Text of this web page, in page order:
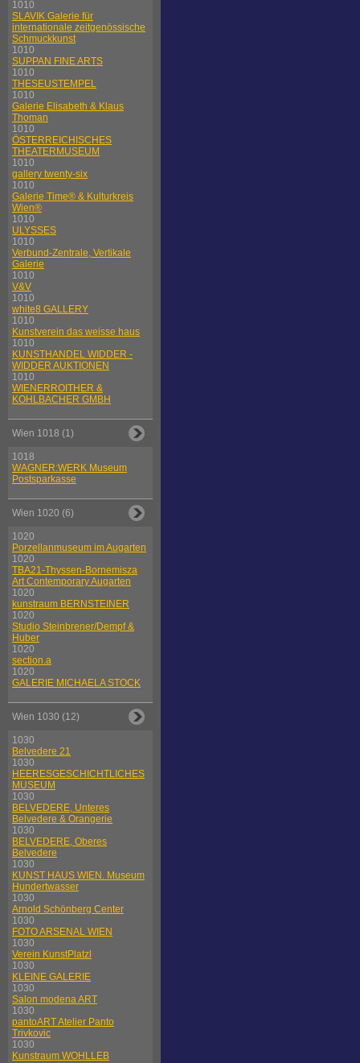
1010
SLAVIK Galerie für
internationale zeitgenössische
Schmuckkunst
1010
SUPPAN FINE ARTS
1010
THESEUSTEMPEL
1010
Galerie Elisabeth & Klaus
Thoman
1010
ÖSTERREICHISCHES
THEATERMUSEUM
1010
gallery twenty-six
1010
Galerie Time® & Kulturkreis
Wien®
1010
ULYSSES
1010
Verbund-Zentrale, Vertikale
Galerie
1010
V&V
1010
white8 GALLERY
1010
Kunstverein das weisse haus
1010
KUNSTHANDEL WIDDER -
WIDDER AUKTIONEN
1010
WIENERROITHER &
KOHLBACHER GMBH
Wien 1018 (1)
1018
WAGNER:WERK Museum
Postsparkasse
Wien 1020 (6)
1020
Porzellanmuseum im Augarten
1020
TBA21-Thyssen-Bornemisza
Art Contemporary Augarten
1020
kunstraum BERNSTEINER
1020
Studio Steinbrener/Dempf &
Huber
1020
section.a
1020
GALERIE MICHAELA STOCK
Wien 1030 (12)
1030
Belvedere 21
1030
HEERESGESCHICHTLICHES
MUSEUM
1030
BELVEDERE, Unteres
Belvedere & Orangerie
1030
BELVEDERE, Oberes
Belvedere
1030
KUNST HAUS WIEN. Museum
Hundertwasser
1030
Arnold Schönberg Center
1030
FOTO ARSENAL WIEN
1030
Verein KunstPlatzl
1030
KLEINE GALERIE
1030
Salon modena ART
1030
pantoART Atelier Panto
Trivkovic
1030
Kunstraum WOHLLEB